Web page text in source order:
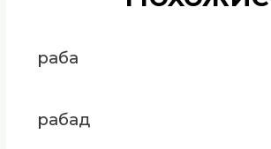
раба
рабад